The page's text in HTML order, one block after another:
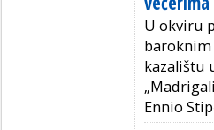
U okviru
baroknim
kazalištu
Ennio